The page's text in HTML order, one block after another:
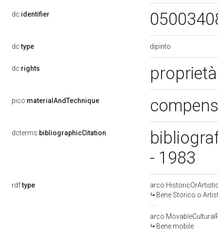
dc:identifier
dc:type dipinto
dc:rights
pico:materialAndTechnique
dcterms:bibliographicCitation
- 1983
rdf:type
Bene Storico o
Bene mobile